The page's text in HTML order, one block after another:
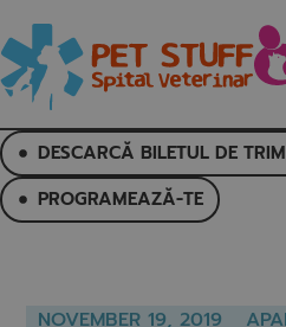
DESCARCĂ BILETUL DE
PROGRAMEAZĂ-TE
NOVEMBER 19, 2019